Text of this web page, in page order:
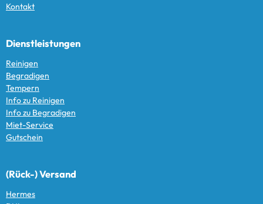
Kontakt
Dienstleistungen
Reinigen
Begradigen
Tempern
Info zu Reinigen
Info zu Begradigen
Miet-Service
Gutschein
(Rück-) Versand
Hermes